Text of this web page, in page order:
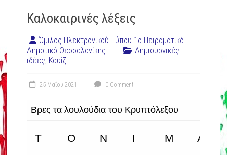
Θεσσαλονίκης
Καλοκαιρινές λέξεις
Όμιλος Ηλεκτρονικού Τύπου 1ο Πειραματικό
Δημοτικό Θεσσαλονίκης
Δημιουργικές
ιδέες, Κουίζ
25 Μαΐου 2021 0 Comment